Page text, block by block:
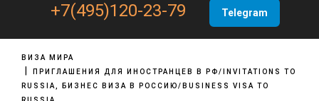
+7(495)120-23-79 Telegram
ВИЗА МИРА
ПРИГЛАШЕНИЯ ДЛЯ ИНОСТРАНЦЕВ В РФ/INVITATIONS TO
RUSSIA, БИЗНЕС ВИЗА В РОССИЮ/BUSINESS VISA TO